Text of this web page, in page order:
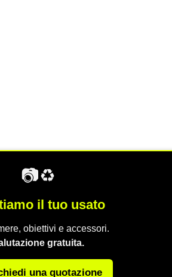
📷♻️
il tuo usato
obiettivi e accessori.
gratuita.
una quotazione